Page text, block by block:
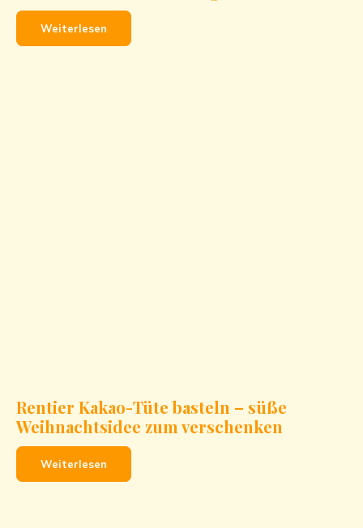
Weiterlesen
Rentier Kakao-Tüte basteln – süße
Weihnachtsidee zum verschenken
Weiterlesen